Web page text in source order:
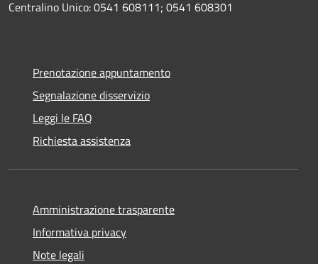
Centralino Unico: 0541 608111; 0541 608301
Prenotazione appuntamento
Segnalazione disservizio
Leggi le FAQ
Richiesta assistenza
Amministrazione trasparente
Informativa privacy
Note legali